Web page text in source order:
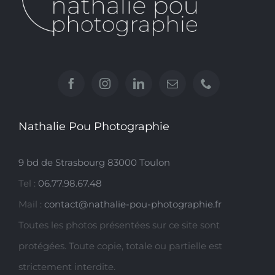
Nathalie Pou Photographie
9 bd de Strasbourg 83000 Toulon
Tel : 06.77.98.67.48
Mail : contact@nathalie-pou-photographie.fr
Toutes les photos présentées sur ce site sont
protégées. Toute copie, totale ou partielle est
strictement interdite.